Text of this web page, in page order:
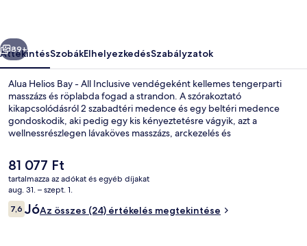
Következő
89+
ÁttekintésSzobákElhelyezkedésSzabályzatok
Alua Helios Bay - All Inclusive vendégeként kellemes tengerparti
masszázs és röplabda fogad a strandon. A szórakoztató
kikapcsolódásról 2 szabadtéri medence és egy beltéri medence
gondoskodik, aki pedig egy kis kényeztetésre vágyik, azt a
wellnessrészlegen lávaköves masszázs, arckezelés és
választhatsz, ha pedig egy italra vágysz, 5 bár/társalgó is vár rád. Az
all-inclusive szálláshely vendégei emellett a következőket is
élvezhetik: ingyenes játszóház, medence melletti bár és
fitneszlétesítmény.
A
jelenlegi
ár
81 077 Ft
81 077 Ft
tartalmazza az adókat és egyéb díjakat
aug. 31. – szept. 1.
Értékelések
7,67,6 ennyiből: 10
JóAz összes (24) értékelés megtekintése